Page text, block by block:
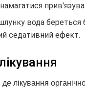
вода береться
седативний ефект.
де лікування